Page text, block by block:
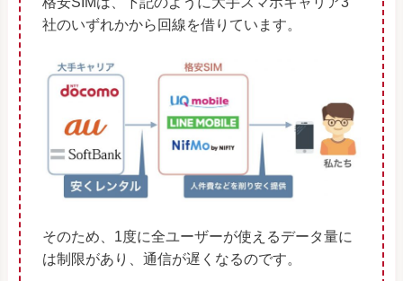
社のいずれかから回線を借りています。
そのため、1度に全ユーザーが使えるデータ量に
は制限があり、通信が遅くなるのです。